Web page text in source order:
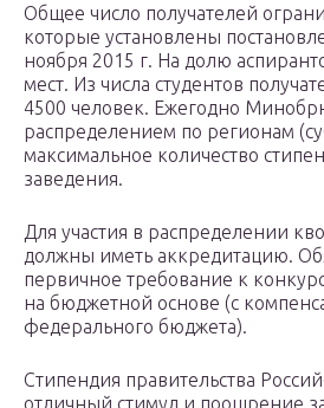
Общее число получателей
которые установлены
ноября 2015 г. На долю
мест. Из числа студентов
4500 человек. Ежегодно
распределением по регионам
максимальное количество
заведения.
Для участия в распределении
должны иметь аккредитацию.
первичное требование к
на бюджетной основе (с
федерального бюджета).
Стипендия правительства
отличный стимул и поощрение